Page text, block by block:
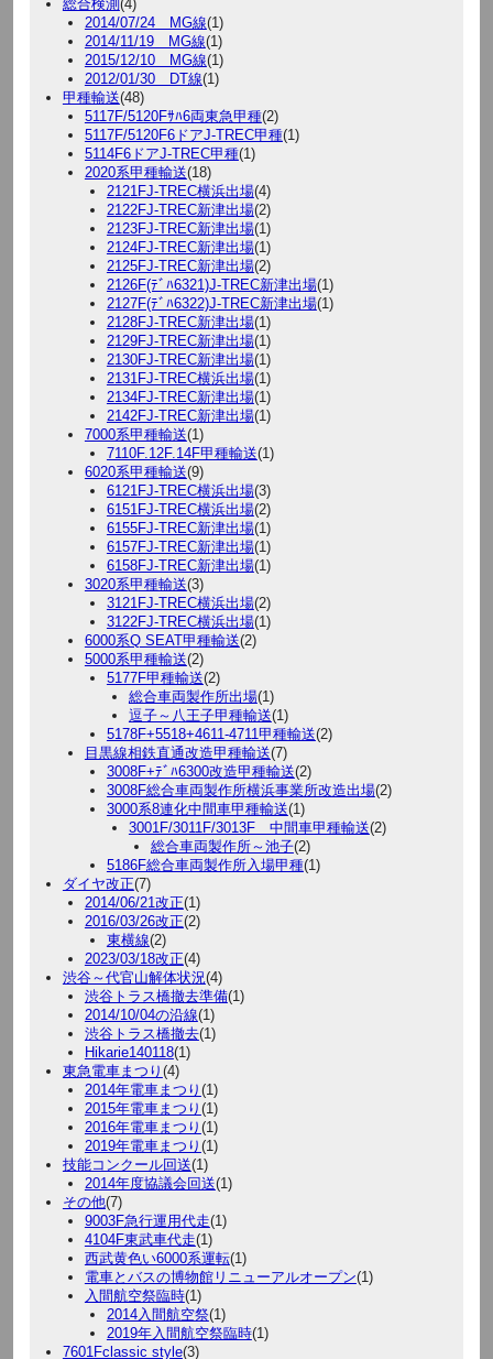
総合検測 (4)
2014/07/24 MG線(1)
2014/11/19 MG線(1)
2015/12/10 MG線(1)
2012/01/30 DT線(1)
甲種輸送(48)
5117F/5120Fｻﾊ6両東急甲種(2)
5117F/5120F6ドアJ-TREC甲種(1)
5114F6ドアJ-TREC甲種(1)
2020系甲種輸送(18)
2121FJ-TREC横浜出場(4)
2122FJ-TREC新津出場(2)
2123FJ-TREC新津出場(1)
2124FJ-TREC新津出場(1)
2125FJ-TREC新津出場(2)
2126F(ﾃﾞﾊ6321)J-TREC新津出場(1)
2127F(ﾃﾞﾊ6322)J-TREC新津出場(1)
2128FJ-TREC新津出場(1)
2129FJ-TREC新津出場(1)
2130FJ-TREC新津出場(1)
2131FJ-TREC横浜出場(1)
2134FJ-TREC新津出場(1)
2142FJ-TREC新津出場(1)
7000系甲種輸送(1)
7110F.12F.14F甲種輸送(1)
6020系甲種輸送(9)
6121FJ-TREC横浜出場(3)
6151FJ-TREC横浜出場(2)
6155FJ-TREC新津出場(1)
6157FJ-TREC新津出場(1)
6158FJ-TREC新津出場(1)
3020系甲種輸送(3)
3121FJ-TREC横浜出場(2)
3122FJ-TREC横浜出場(1)
6000系Q SEAT甲種輸送(2)
5000系甲種輸送(2)
5177F甲種輸送(2)
総合車両製作所出場(1)
逗子～八王子甲種輸送(1)
5178F+5518+4611-4711甲種輸送(2)
目黒線相鉄直通改造甲種輸送(7)
3008F+ﾃﾞﾊ6300改造甲種輸送(2)
3008F総合車両製作所横浜事業所改造出場(2)
3000系8連化中間車甲種輸送(1)
3001F/3011F/3013F 中間車甲種輸送(2)
総合車両製作所～池子(2)
5186F総合車両製作所入場甲種(1)
ダイヤ改正(7)
2014/06/21改正(1)
2016/03/26改正(2)
東横線(2)
2023/03/18改正(4)
渋谷～代官山解体状況(4)
渋谷トラス橋撤去準備(1)
2014/10/04の沿線(1)
渋谷トラス橋撤去(1)
Hikarie140118(1)
東急電車まつり (4)
2014年電車まつり (1)
2015年電車まつり (1)
2016年電車まつり (1)
2019年電車まつり (1)
技能コンクール回送(1)
2014年度協議会回送(1)
その他(7)
9003F急行運用代走(1)
4104F東武車代走(1)
西武黄色い6000系運転(1)
電車とバスの博物館リニューアルオープン(1)
入間航空祭臨時(1)
2014入間航空祭(1)
2019年入間航空祭臨時(1)
7601Fclassic style(3)